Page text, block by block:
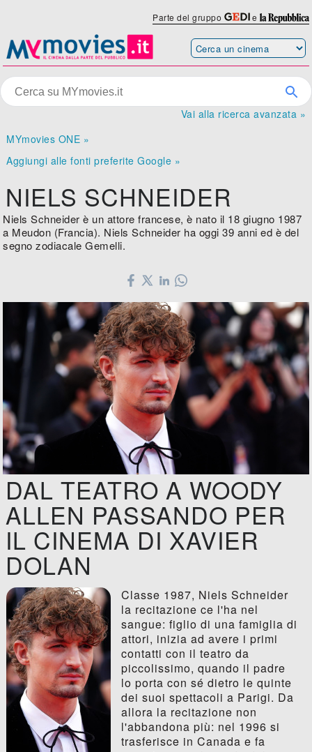
Parte del gruppo e
Vai alla ricerca avanzata »
MYmovies ONE »
Aggiungi alle fonti preferite Google »
NIELS SCHNEIDER
Niels Schneider è un attore francese, è nato il 18 giugno 1987
a Meudon (Francia). Niels Schneider ha oggi 39 anni ed è del
segno zodiacale Gemelli.
DAL TEATRO A WOODY
ALLEN PASSANDO PER
IL CINEMA DI XAVIER
DOLAN
Classe 1987, Niels Schneider
la recitazione ce l'ha nel
sangue: figlio di una famiglia di
attori, inizia ad avere i primi
contatti con il teatro da
piccolissimo, quando il padre
lo porta con sé dietro le quinte
dei suoi spettacoli a Parigi. Da
allora la recitazione non
l'abbandona più: nel 1996 si
trasferisce in Canada e fa